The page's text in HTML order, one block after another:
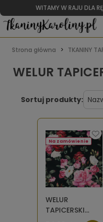
WITAMY W RAJU DLA
Strona główna TKANINY
WELUR
Sortuj produkty:
WELUR
TAPICERSKI
Na zamówienie